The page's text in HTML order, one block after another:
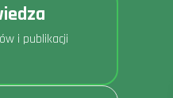
i publikacji